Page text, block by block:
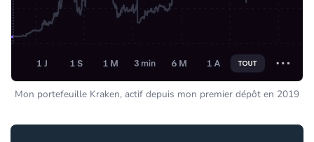
Mon portefeuille Kraken, actif depuis mon premier dépôt en 2019